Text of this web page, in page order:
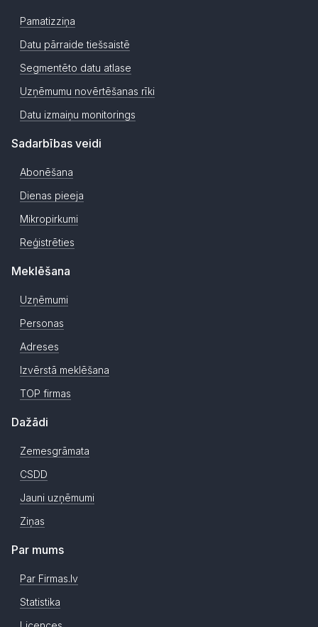
Pamatizziņa
Datu pārraide tiešsaistē
Segmentēto datu atlase
Uzņēmumu novērtēšanas rīki
Datu izmaiņu monitorings
Sadarbības veidi
Abonēšana
Dienas pieeja
Mikropirkumi
Reģistrēties
Meklēšana
Uzņēmumi
Personas
Adreses
Izvērstā meklēšana
TOP firmas
Dažādi
Zemesgrāmata
CSDD
Jauni uzņēmumi
Ziņas
Par mums
Par Firmas.lv
Statistika